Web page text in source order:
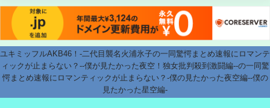
ユキミッフルAKB46！-二代目襲名火浦氷子の一同驚愕まとめ速報にロマンテ
ィックが止まらない？--僕が見たかった夜空！独女批判殺到激闘編--の一同驚
愕まとめ速報にロマンティックが止まらない？-僕の見たかった夜空編--僕の
見たかった星空編-